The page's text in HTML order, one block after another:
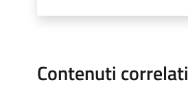
Contenuti correlati